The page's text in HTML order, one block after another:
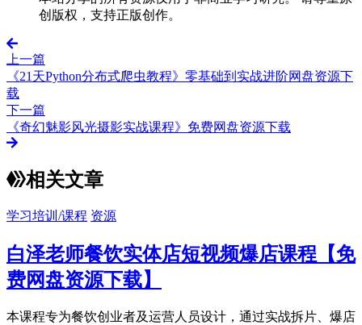
创版权，支持正版创作。
上一篇
《21天Python分布式爬虫教程》零基础到实战进阶网盘资源下
载
下一篇
《奇幻魅影风光摄影实战课程》免费网盘资源下载
相关文章
学习培训/课程 资源
白泽老师餐饮实体店短视频爆店课程【免
费网盘资源下载】
本课程专为餐饮创业者及运营人员设计，通过实战拆片、爆店